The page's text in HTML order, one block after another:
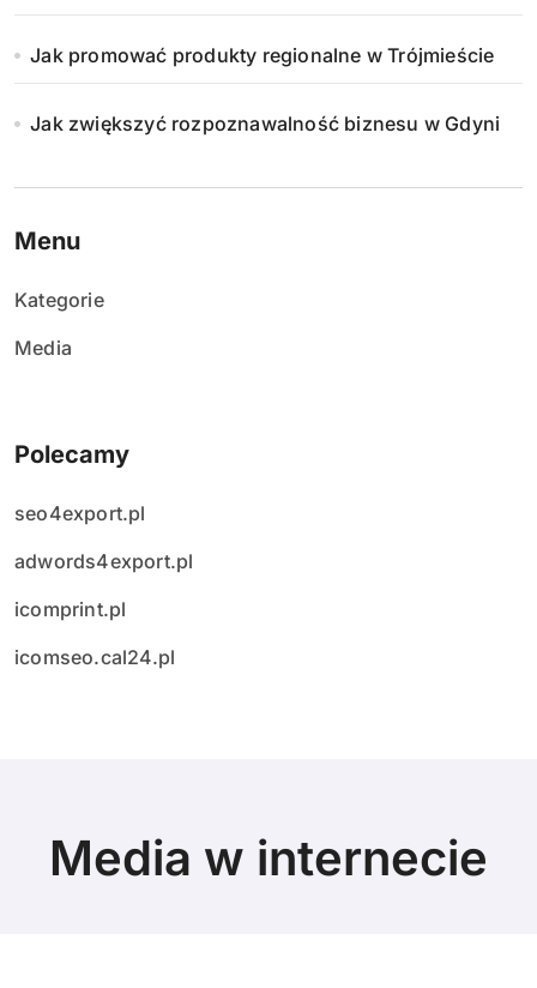
Jak promować produkty regionalne w Trójmieście
Jak zwiększyć rozpoznawalność biznesu w Gdyni
Menu
Kategorie
Media
Polecamy
seo4export.pl
adwords4export.pl
icomprint.pl
icomseo.cal24.pl
Media w internecie